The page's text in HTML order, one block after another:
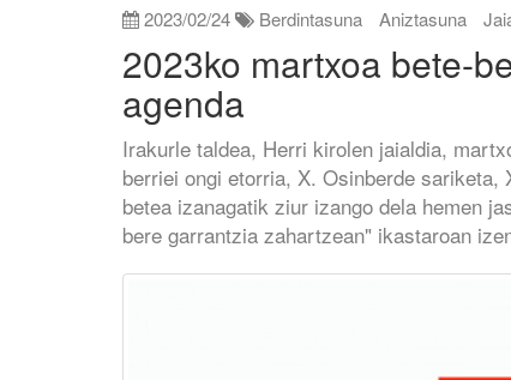
2023/02/24 Berdintasuna Aniztasuna
2023ko martxoa bete-
agenda
Irakurle taldea, Herri kirolen jaialdia,
berriei ongi etorria, X. Osinberde
betea izanagatik ziur izango dela hemen
bere garrantzia zahartzean" ikastaroan